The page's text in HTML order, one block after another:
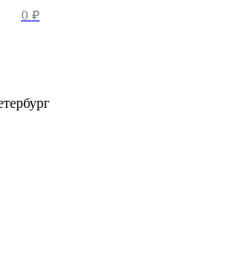
0 ₽